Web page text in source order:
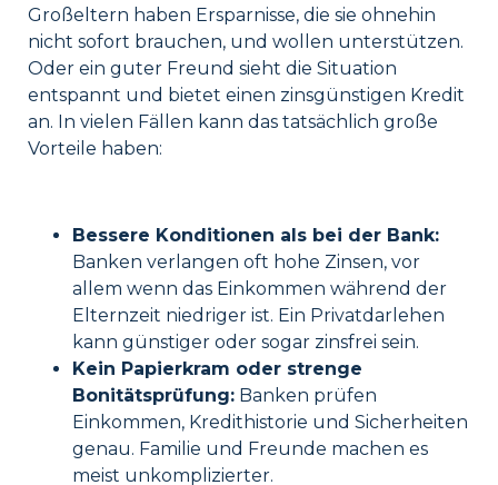
Großeltern haben Ersparnisse, die sie ohnehin
nicht sofort brauchen, und wollen unterstützen.
Oder ein guter Freund sieht die Situation
entspannt und bietet einen zinsgünstigen Kredit
an. In vielen Fällen kann das tatsächlich große
Vorteile haben:
Bessere Konditionen als bei der Bank:
Banken verlangen oft hohe Zinsen, vor
allem wenn das Einkommen während der
Elternzeit niedriger ist. Ein Privatdarlehen
kann günstiger oder sogar zinsfrei sein.
Kein Papierkram oder strenge
Bonitätsprüfung: Banken prüfen
Einkommen, Kredithistorie und Sicherheiten
genau. Familie und Freunde machen es
meist unkomplizierter.